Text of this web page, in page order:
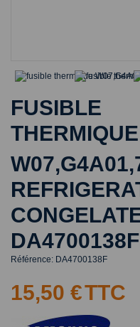
FUSIBLE
THERMIQUE
DA4700138F
Référence: DA4700138F
15,50 €TTC